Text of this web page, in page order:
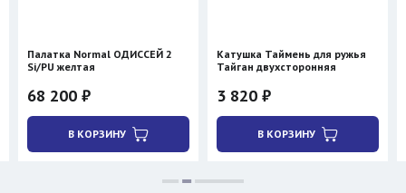
Палатка Normal ОДИССЕЙ 2
Si/PU желтая
68 200 ₽
В КОРЗИНУ
Катушка Таймень для ружья
Тайган двухсторонняя
3 820 ₽
В КОРЗИНУ